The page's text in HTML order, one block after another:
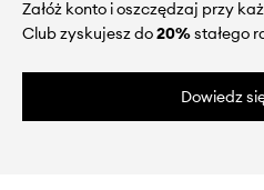
Załóż konto i oszczędzaj przy
Club zyskujesz do20%stałego
Dowiedz